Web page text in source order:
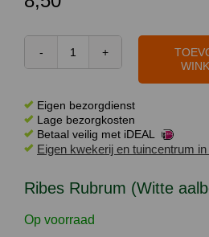
Ribes Rubrum (Witte
Op voorraad
Ribes
aalbes)
aantal
Eigen bezorgdienst
Lage bezorgkosten
Betaal veilig met iDEAL
Eigen kwekerij en tuincentrum